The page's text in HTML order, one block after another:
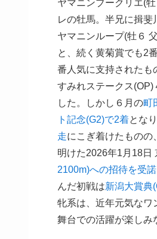
ヤマニンブークリエ(
レの牡馬。半兄に揖斐
ヤマニンループ(牡６
と、続く黄菊賞でも2
番人気に支持されたも
すみれステークス(OP)
した。しかし６月の町
ト記念(G2)で2着とな
走にこぎ着けたものの
明けた2026年1月18日
2100m)への招待を受
んだ初戦は新潟大賞典
牝系は、近年元気なワ
舞台での活躍が楽しみ